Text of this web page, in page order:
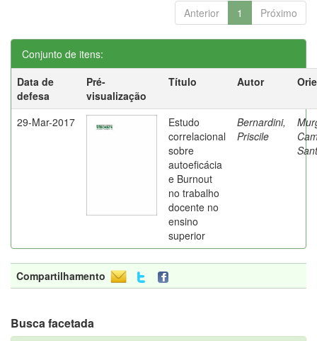
Anterior 1 Próximo
Conjunto de itens:
Data de
defesa
Pré-
visualização
Título Autor
29-Mar-2017
Estudo
correlacional
sobre
autoeficácia
e Burnout
no trabalho
docente no
ensino
superior
Bernardini,
Priscile
Compartilhamento
Busca facetada